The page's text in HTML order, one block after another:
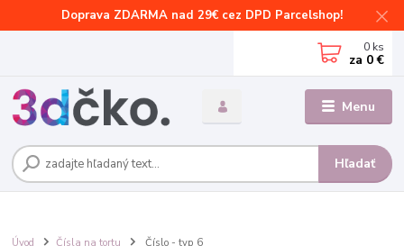
Doprava ZDARMA nad 29€ cez DPD Parcelshop!
Menu
Hľadať
0 ks
za 0 €
Úvod Čísla na tortu Číslo - typ 6